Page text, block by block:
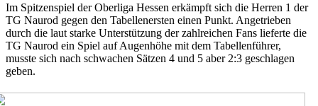
Im Spitzenspiel der Oberliga Hessen erkämpft sich die Herren 1 der
TG Naurod gegen den Tabellenersten einen Punkt. Angetrieben
durch die laut starke Unterstützung der zahlreichen Fans lieferte die
TG Naurod ein Spiel auf Augenhöhe mit dem Tabellenführer,
musste sich nach schwachen Sätzen 4 und 5 aber 2:3 geschlagen
geben.